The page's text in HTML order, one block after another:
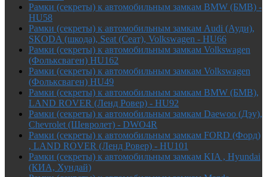
Рамки (секреты) к автомобильным замкам BMW (БМВ) -
HU58
Рамки (секреты) к автомобильным замкам Audi (Ауди),
SKODA (шкода), Seat (Сеат), Volkswagen - HU66
Рамки (секреты) к автомобильным замкам Volkswagen
(Фольксваген) HU162
Рамки (секреты) к автомобильным замкам Volkswagen
(Фольксваген) HU49
Рамки (секреты) к автомобильным замкам BMW (БМВ),
LAND ROVER (Ленд Ровер) - HU92
Рамки (секреты) к автомобильным замкам Daewoo (Дэу),
Chevrolet (Шевролет) - DWO4R
Рамки (секреты) к автомобильным замкам FORD (Форд)
, LAND ROVER (Ленд Ровер) - HU101
Рамки (секреты) к автомобильным замкам KIA , Hyundai
(КИА, Хундай)